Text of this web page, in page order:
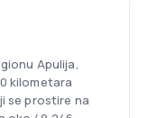
Apulija,
kilometara
se prostire na